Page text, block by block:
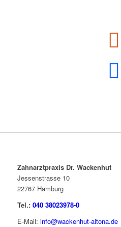
Zahnarztpraxis Dr. Wackenhut
Jessenstrasse 10
22767 Hamburg
Tel.: 040 38023978-0
E-Mail: info@wackenhut-altona.de